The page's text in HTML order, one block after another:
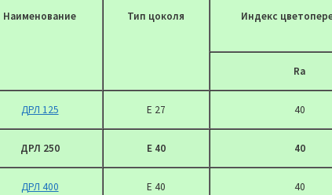
Наименование Тип цоколя Индекс
Ra
ДРЛ 125 Е 27 40
ДРЛ 250 Е 40 40
ДРЛ 400 Е 40 40